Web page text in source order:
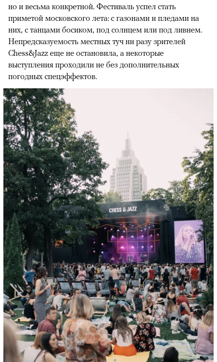
но и весьма конкретной. Фестиваль успел стать
приметой московского лета: с газонами и пледами на
них, с танцами босиком, под солнцем или под ливнем.
Непредсказуемость местных туч ни разу зрителей
Chess&Jazz еще не остановила, а некоторые
выступления проходили не без дополнительных
погодных спецэффектов.